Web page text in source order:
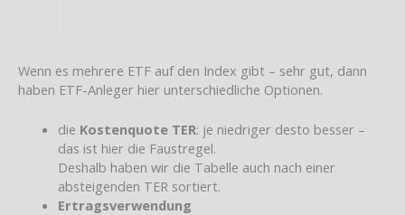
Wenn es mehrere ETF auf den Index gibt – sehr gut, dann
haben ETF-Anleger hier unterschiedliche Optionen.
die Kostenquote TER: je niedriger desto besser –
das ist hier die Faustregel.
Deshalb haben wir die Tabelle auch nach einer
absteigenden TER sortiert.
Ertragsverwendung